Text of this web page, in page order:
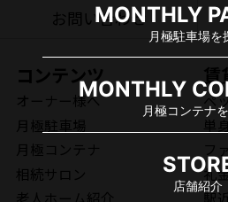
MONTHLY
月極駐車場を
MONTHLY
月極コンテナ
店舗紹介
お問い合わせ
コンテンツ
オーナー様へ
月極駐車場
月極コンテナ
相続サロン
老人ホーム紹介
賃
ペ
単
フ
礼
駅